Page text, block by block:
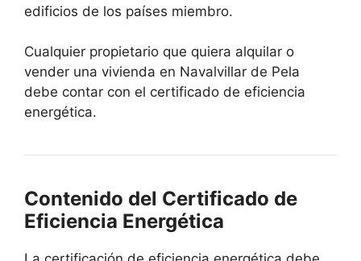
edificios de los países miembro.
Cualquier propietario que quiera alquilar o
vender una vivienda en Navalvillar de Pela
debe contar con el certificado de eficiencia
energética.
Contenido del Certificado de
Eficiencia Energética